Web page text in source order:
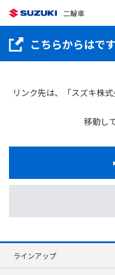
二輪車
こちらからはです
リンク先は、「スズキ株
移動し
ラインアップ